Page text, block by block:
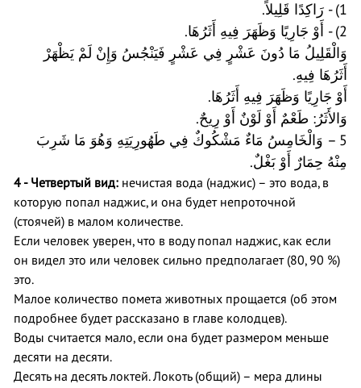
1) - رَاكِدًا قَلِيلاً
.
2) - أَوْ جَارِيًا وَظَهَرَ فِيهِ أَثَرُهَا
.
وَالْقَلِيلُ مَا دُونَ عَشْرٍ فِي عَشْرٍ فَيَنْجُسُ وَإِنْ لَمْ يَظْهَرْ
أَثَرُهَا فِيهِ.
أَوْ جَارِيًا وَظَهَرَ فِيهِ أَثَرُهَا.
وَالأَثَرُ: طَعْمٌ أَوْ لَوْنٌ أَوْ رِيحٌ.
5 – وَالْخَامِسُ مَاءٌ مَشْكُوكٌ فِي طَهُورِيَتِهِ وَهُوَ مَا شَرِبَ
مِنْهُ حِمَارٌ أَوْ بَغْلٌ.
4 - Четвертый вид: нечистая вода (наджис) – это вода, в
которую попал наджис, и она будет непроточной
(стоячей) в малом количестве.
Если человек уверен, что в воду попал наджис, как если
он видел это или человек сильно предполагает (80, 90 %)
это.
Малое количество помета животных прощается (об этом
подробнее будет рассказано в главе колодцев).
Воды считается мало, если она будет размером меньше
десяти на десяти.
Десять на десять локтей. Локоть (общий) – мера длины